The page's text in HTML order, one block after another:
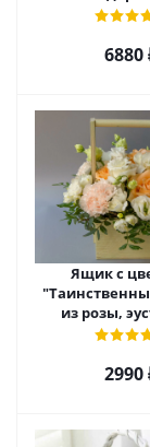
эустомы,
6880
Ящик с
из розы,
диантуса
2990